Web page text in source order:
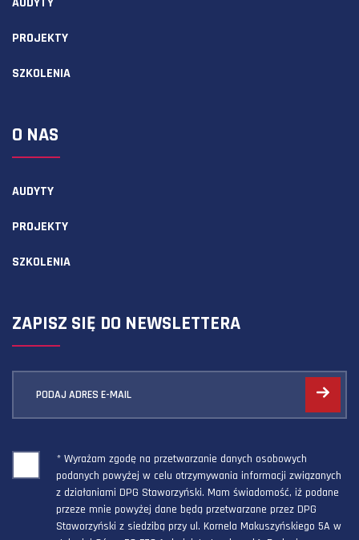
PROJEKTY
SZKOLENIA
O NAS
AUDYTY
PROJEKTY
SZKOLENIA
ZAPISZ SIĘ DO NEWSLETTERA
PODAJ ADRES E-MAIL
* Wyrażam zgodę na przetwarzanie danych osobowych
podanych powyżej w celu otrzymywania informacji związanych
z działaniami DPG Staworzyński. Mam świadomość, iż podane
przeze mnie powyżej dane będą przetwarzane przez DPG
Staworzyński z siedzibą przy ul. Kornela Makuszyńskiego 5A w